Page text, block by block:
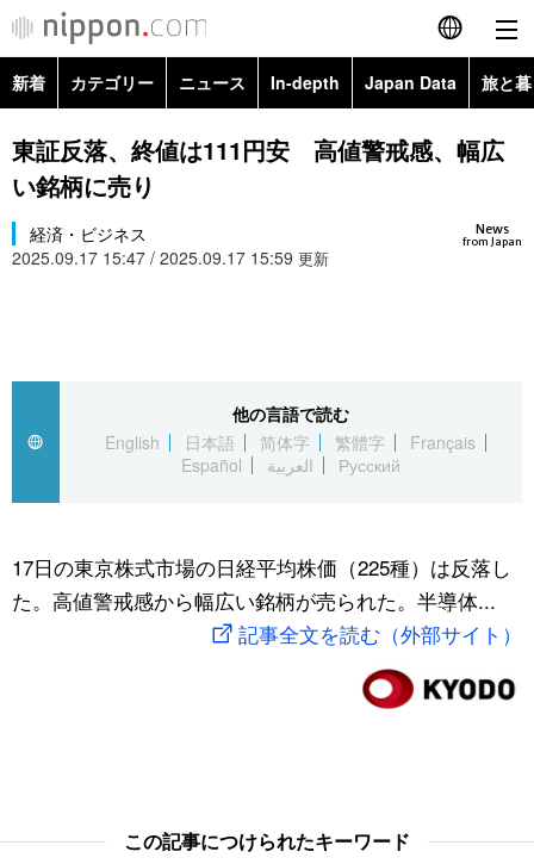
English
简体字
Русский
カテゴリー
国際
社会
文化
アーカイブ
Japan Data
旅と暮らし
動画/Live
Images
新着 カテゴリー ニュース In-depth Japan Data 旅と
政治・外交
経済・ビジネス
国際・海外
文化
科学・技術
暮らし
スポーツ・東京2020
Topics
東証反落、終値は111円安 高値警戒感、幅広
い銘柄に売り
News
from Japan
経済・ビジネス
2025.09.17 15:47 / 2025.09.17 15:59 更新
他の言語で読む
English
日本語 简体字 繁體字
Français
Español
العربية Русский
17日の東京株式市場の日経平均株価（225種）は反落し
た。高値警戒感から幅広い銘柄が売られた。半導体...
記事全文を読む（外部サイト）
この記事につけられたキーワード